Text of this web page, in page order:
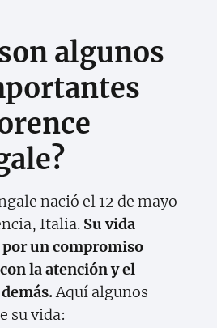
algunos
nació el 12 de mayo
Italia. Su vida
un compromiso
la atención y el
Aquí algunos
su vida: